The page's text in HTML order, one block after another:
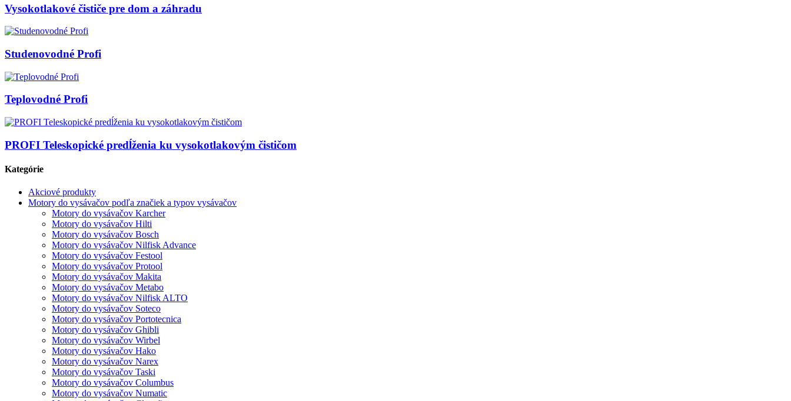
Vysokotlakové čističe pre dom a záhradu
Studenovodné Profi
Teplovodné Profi
PROFI Teleskopické predĺženia ku vysokotlakovým čističom
Kategórie
Akciové produkty
Motory do vysávačov podľa značiek a typov vysávačov
Motory do vysávačov Karcher
Motory do vysávačov Hilti
Motory do vysávačov Bosch
Motory do vysávačov Nilfisk Advance
Motory do vysávačov Festool
Motory do vysávačov Protool
Motory do vysávačov Makita
Motory do vysávačov Metabo
Motory do vysávačov Nilfisk ALTO
Motory do vysávačov Soteco
Motory do vysávačov Portotecnica
Motory do vysávačov Ghibli
Motory do vysávačov Wirbel
Motory do vysávačov Hako
Motory do vysávačov Narex
Motory do vysávačov Taski
Motory do vysávačov Columbus
Motory do vysávačov Numatic